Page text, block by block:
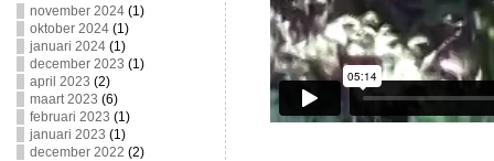
november 2024(1)
oktober 2024(1)
januari 2024(1)
december 2023 (1)
april 2023 (2)
maart 2023 (6)
februari 2023 (1)
januari 2023 (1)
december 2022 (2)